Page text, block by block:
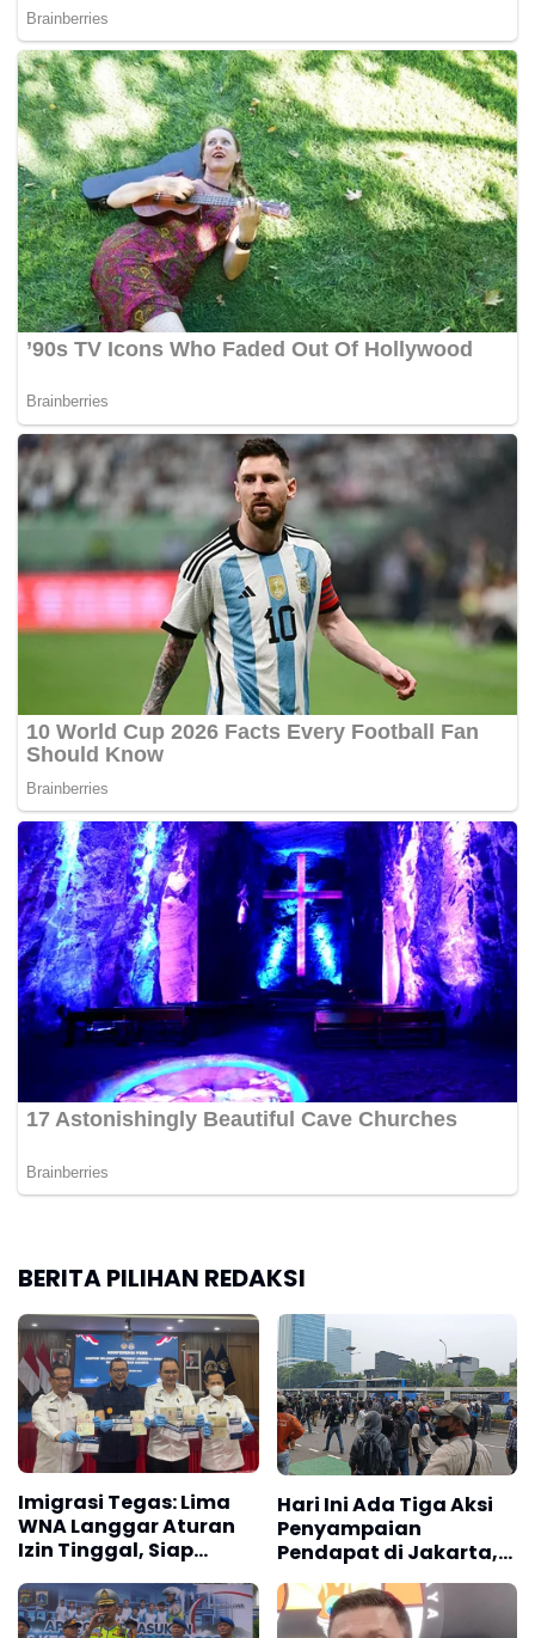
BERITA PILIHAN REDAKSI
Imigrasi Tegas: Lima
WNA Langgar Aturan
Izin Tinggal, Siap
Hari Ini Ada Tiga Aksi
Penyampaian
Pendapat di Jakarta,
Berikut!